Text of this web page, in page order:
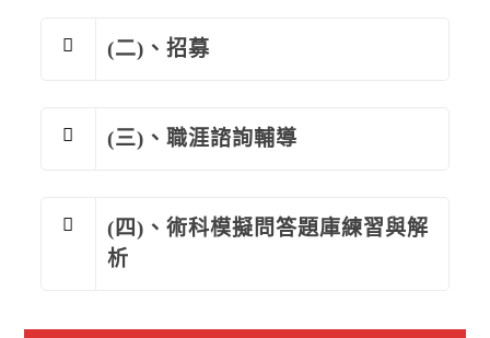
(二)、招募
(三)、職涯諮詢輔導
(四)、術科模擬問答題庫練習與解
析